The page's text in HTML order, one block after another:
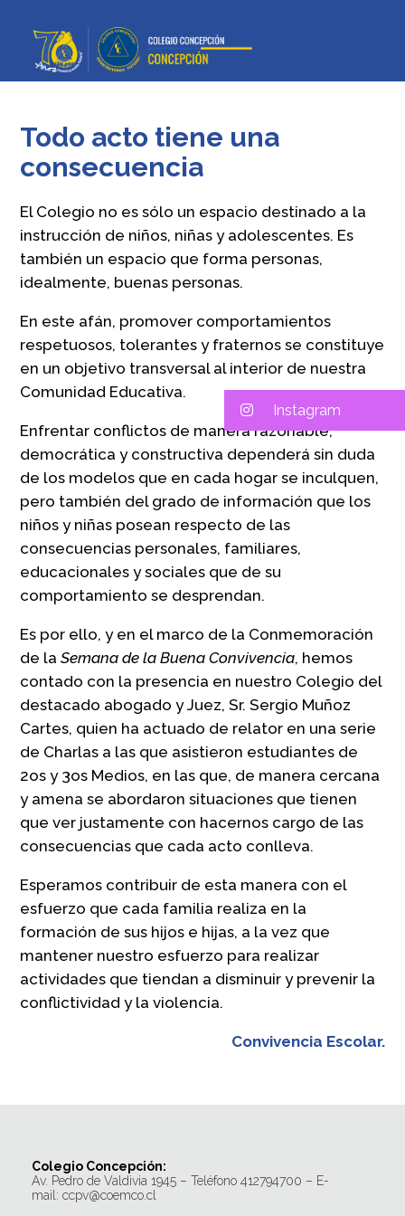
Todo acto tiene una
consecuencia
El Colegio no es sólo un espacio destinado a la
instrucción de niños, niñas y adolescentes. Es
también un espacio que forma personas,
idealmente, buenas personas.
En este afán, promover comportamientos
respetuosos, tolerantes y fraternos se constituye
en un objetivo transversal al interior de nuestra
Comunidad Educativa.
Enfrentar conflictos de manera razonable,
democrática y constructiva dependerá sin duda
de los modelos que en cada hogar se inculquen,
pero también del grado de información que los
niños y niñas posean respecto de las
consecuencias personales, familiares,
educacionales y sociales que de su
comportamiento se desprendan.
Es por ello, y en el marco de la Conmemoración
de laSemana de la Buena Convivencia, hemos
contado con la presencia en nuestro Colegio del
destacado abogado y Juez, Sr. Sergio Muñoz
Cartes, quien ha actuado de relator en una serie
de Charlas a las que asistieron estudiantes de
2os y 3os Medios, en las que, de manera cercana
y amena se abordaron situaciones que tienen
que ver justamente con hacernos cargo de las
consecuencias que cada acto conlleva.
Esperamos contribuir de esta manera con el
esfuerzo que cada familia realiza en la
formación de sus hijos e hijas, a la vez que
mantener nuestro esfuerzo para realizar
actividades que tiendan a disminuir y prevenir la
conflictividad y la violencia.
Convivencia Escolar.
Colegio Concepción:
Av. Pedro de Valdivia 1945 – Teléfono 412794700 – E-
mail: ccpv@coemco.cl
Instagram